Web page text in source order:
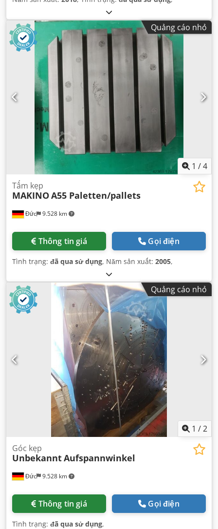
Quảng cáo nhỏ
1 /4
Đức 9.528 km
Tấm kẹp
MAKINOA55 Paletten/pallets
Thông tin giá Gọi điện
Tình trạng: đã qua sử dụng, Năm sản xuất: 2005,
Quảng cáo nhỏ
1 /2
Đức 9.528 km
Góc kẹp
UnbekanntAufspannwinkel
Thông tin giá Gọi điện
Tình trạng: đã qua sử dụng,